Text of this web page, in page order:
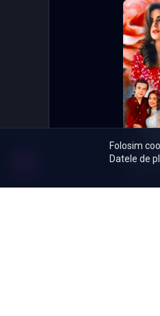
Folosim
Datele de
Kundali